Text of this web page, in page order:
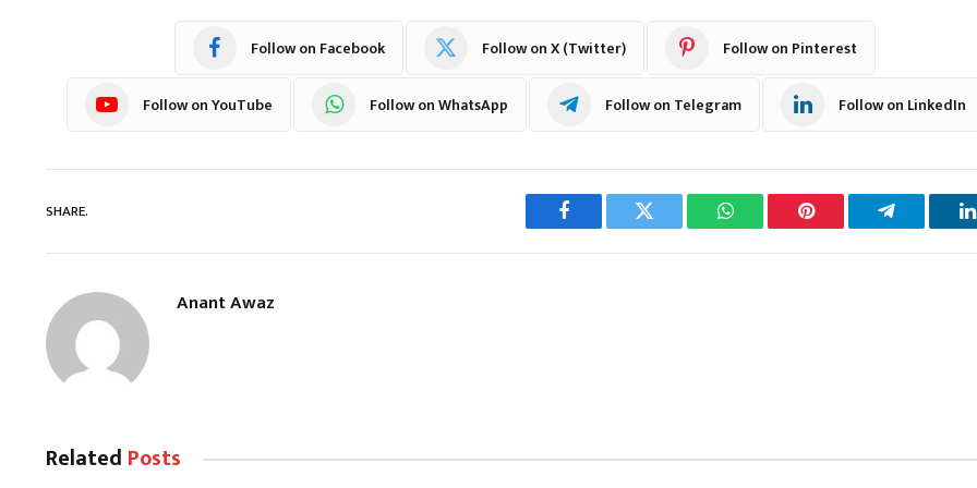
Follow on Facebook Follow on X (Twitter) Follow on Pinterest
Follow on YouTube Follow on WhatsApp Follow on Telegram Follow on LinkedIn
SHARE.
Facebook Twitter WhatsAppPinterest Telegram
Anant Awaz
Related Posts